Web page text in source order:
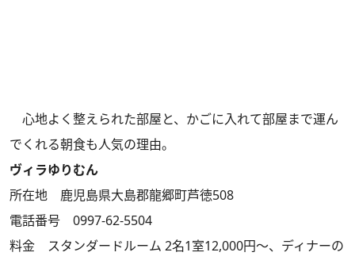
心地よく整えられた部屋と、かごに入れて部屋まで運ん
でくれる朝食も人気の理由。
ヴィラゆりむん
所在地 鹿児島県大島郡龍郷町芦徳508
電話番号 0997-62-5504
料金 スタンダードルーム 2名1室12,000円～、ディナーの